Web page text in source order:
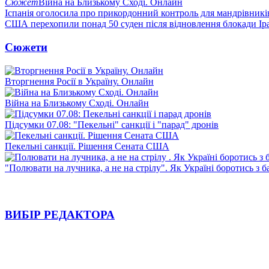
СюжетВійна на Близькому Сході. Онлайн
Іспанія оголосила про прикордонний контроль для мандрівників
США перехопили понад 50 суден після відновлення блокади
Сюжети
Вторгнення Росії в Україну. Онлайн
Війна на Близькому Сході. Онлайн
Підсумки 07.08: "Пекельні" санкції і "парад" дронів
Пекельні санкції. Рішення Сената США
"Полювати на лучника, а не на стрілу". Як Україні боротись з
ВИБІР РЕДАКТОРА